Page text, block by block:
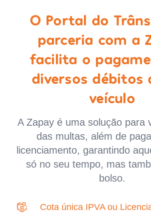
O Portal do
parceria com a
facilita o
diversos débitos
veículo
A Zapay é uma solução para
das multas, além de
licenciamento, garantindo
só no seu tempo, mas
bolso.
Cota única IPVA ou